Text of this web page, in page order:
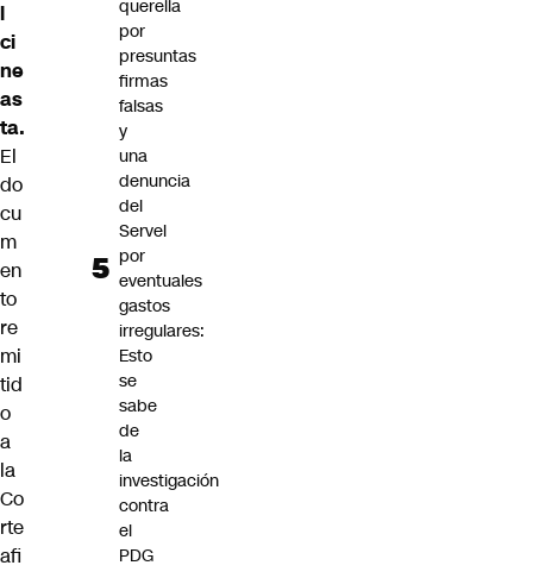
l
ci
ne
as
ta.
El
do
cu
m
en
to
re
mi
tid
o
a
la
Co
rte
afi
querella
por
presuntas
firmas
falsas
y
una
denuncia
del
Servel
por
eventuales
gastos
irregulares:
Esto
se
sabe
de
la
investigación
contra
el
PDG